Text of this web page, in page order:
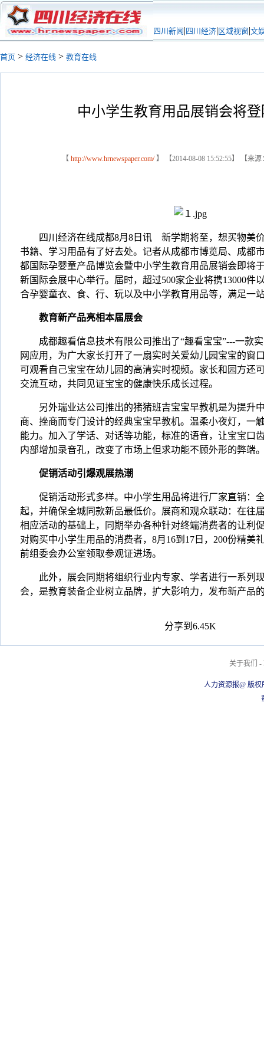
四川新闻 | 四川经济| 区域视窗|文
首页 > 经济在线 > 教育在线
中小学生教育用品展销会将
【http://www.hrnewspaper.com/】 【2014-08-08 15:52:55】 【来源
四川经济在线成都8月8日讯 新学期将至，想买物美价
书籍、学习用品有了好去处。记者从成都市博览局、成都
都国际孕婴童产品博览会暨中小学生教育用品展销会即将
新国际会展中心举行。届时，超过500家企业将携13000件
合孕婴童衣、食、行、玩以及中小学教育用品等，满足一
教育新产品亮相本届展会
成都趣看信息技术有限公司推出了“趣看宝宝”---一款
网应用，为广大家长打开了一扇实时关爱幼儿园宝宝的窗
可观看自己宝宝在幼儿园的高清实时视频。家长和园方还
交流互动，共同见证宝宝的健康快乐成长过程。
另外瑞业达公司推出的猪猪班吉宝宝早教机是为提升
商、挫商而专门设计的经典宝宝早教机。温柔小夜灯，一
能力。加入了学话、对话等功能，标准的语音，让宝宝口
内部增加录音孔，改变了市场上但求功能不顾外形的弊端
促销活动引爆观展热潮
促销活动形式多样。中小学生用品将进行厂家直销：
起，并确保全城同款新品最低价。展商和观众联动：在往
相应活动的基础上，同期举办各种针对终端消费者的让利
对购买中小学生用品的消费者，8月16到17日，200份精美
前组委会办公室领取参观证进场。
此外，展会同期将组织行业内专家、学者进行一系列
会，是教育装备企业树立品牌，扩大影响力，发布新产品
分享到 6.45K
关于我们 -
人力资源报@ 版